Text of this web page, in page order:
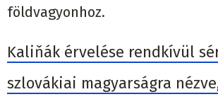
földvagyonhoz.
Kaliňák érvelése rendkívül
szlovákiai magyarságra